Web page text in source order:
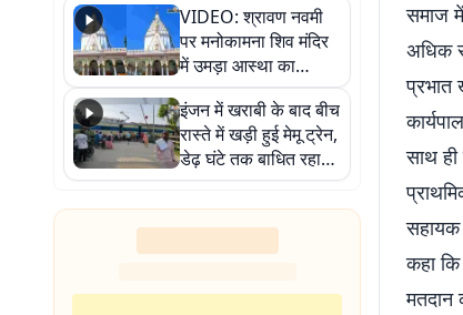
VIDEO: श्रावण नवमी
पर मनोकामना शिव मंदिर
में उमड़ा आस्था का
सैलाब, हर-हर महादेव के
जयघोष से गूंजा परिसर
इंजन में खराबी के बाद बीच
रास्ते में खड़ी हुई मेमू ट्रेन,
डेढ़ घंटे तक बाधित रहा
आवागमन
समाज
अधिक
प्रभात
साथ
सहायक
कहा
मतदान